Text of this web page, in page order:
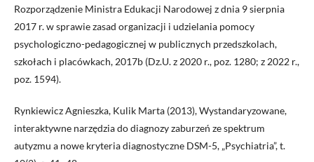
Rozporządzenie Ministra Edukacji Narodowej z dnia 9 sierpnia
2017 r. w sprawie zasad organizacji i udzielania pomocy
psychologiczno-pedagogicznej w publicznych przedszkolach,
szkołach i placówkach, 2017b (Dz.U. z 2020 r., poz. 1280; z 2022 r.,
poz. 1594).
Rynkiewicz Agnieszka, Kulik Marta (2013), Wystandaryzowane,
interaktywne narzędzia do diagnozy zaburzeń ze spektrum
autyzmu a nowe kryteria diagnostyczne DSM-5, „Psychiatria”, t.